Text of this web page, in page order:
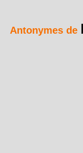
Antonymes de